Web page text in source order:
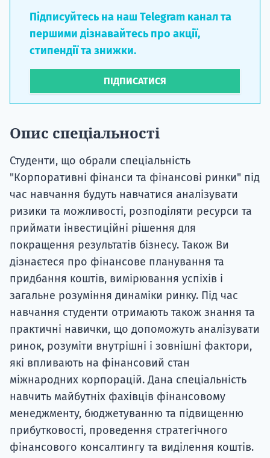
Підписуйтесь на наш Telegram канал та
першими дізнавайтесь про акції,
стипендії та знижки.
ПІДПИСАТИСЯ
Опис спеціальності
Студенти, що обрали спеціальність
"Корпоративні фінанси та фінансові ринки" під
час навчання будуть навчатися аналізувати
ризики та можливості, розподіляти ресурси та
приймати інвестиційні рішення для
покращення результатів бізнесу. Також Ви
дізнаєтеся про фінансове планування та
придбання коштів, вимірювання успіхів і
загальне розуміння динаміки ринку. Під час
навчання студенти отримають також знання та
практичні навички, що допоможуть аналізувати
ринок, розуміти внутрішні і зовнішні фактори,
які впливають на фінансовий стан
міжнародних корпорацій. Дана спеціальність
навчить майбутніх фахівців фінансовому
менеджменту, бюджетуванню та підвищенню
прибутковості, проведення стратегічного
фінансового консалтингу та виділення коштів.